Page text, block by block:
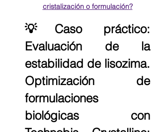
cristalización o formulación?
💡Caso práctico:
Evaluación de la
estabilidad de lisozima.
Optimización de
formulaciones
biológicas con